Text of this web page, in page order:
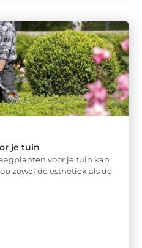
je tuin
voor je tuin kan
zowel de esthetiek als de